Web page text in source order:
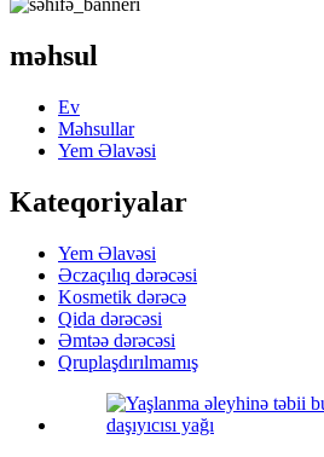
məhsul
Ev
Məhsullar
Yem Əlavəsi
Kateqoriyalar
Yem Əlavəsi
Əczaçılıq dərəcəsi
Kosmetik dərəcə
Qida dərəcəsi
Əmtəə dərəcəsi
Qruplaşdırılmamış